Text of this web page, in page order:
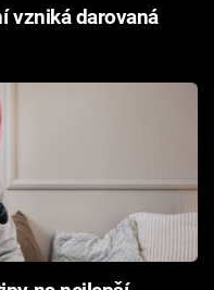
vzniká darovaná